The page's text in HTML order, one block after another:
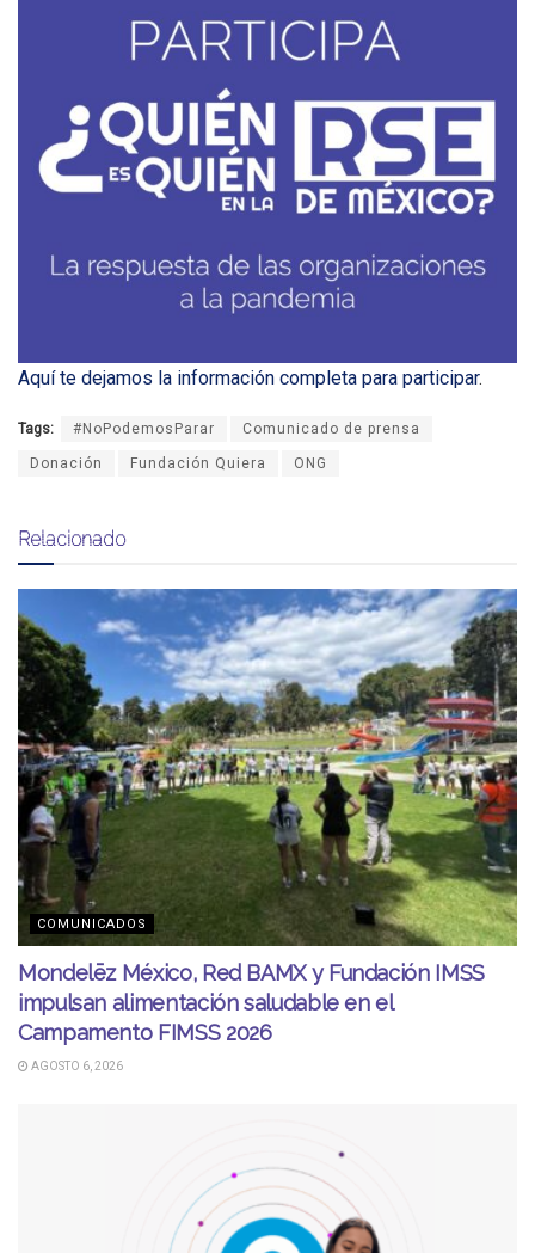
Aquí te dejamos la información completa para participar.
Tags: #NoPodemosParar Comunicado de prensa
Donación Fundación Quiera ONG
Relacionado
COMUNICADOS
Mondelēz México, Red BAMX y Fundación IMSS
impulsan alimentación saludable en el
Campamento FIMSS 2026
AGOSTO 6, 2026